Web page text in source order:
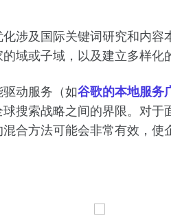
涉及国际关键词研究和内
域或子域，以及建立多样化
动服务（如谷歌的本地服务
搜索战略之间的界限。对于
合方法可能会非常有效，使